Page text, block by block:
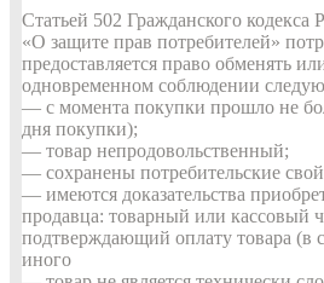
Статьей 502 Гражданского кодекса
«О защите прав потребителей»
предоставляется право обменять
одновременном соблюдении
— с момента покупки прошло не
дня покупки);
— товар непродовольственный;
— сохранены потребительские
— имеются доказательства
продавца: товарный или кассовый
подтверждающий оплату товара (в
иного